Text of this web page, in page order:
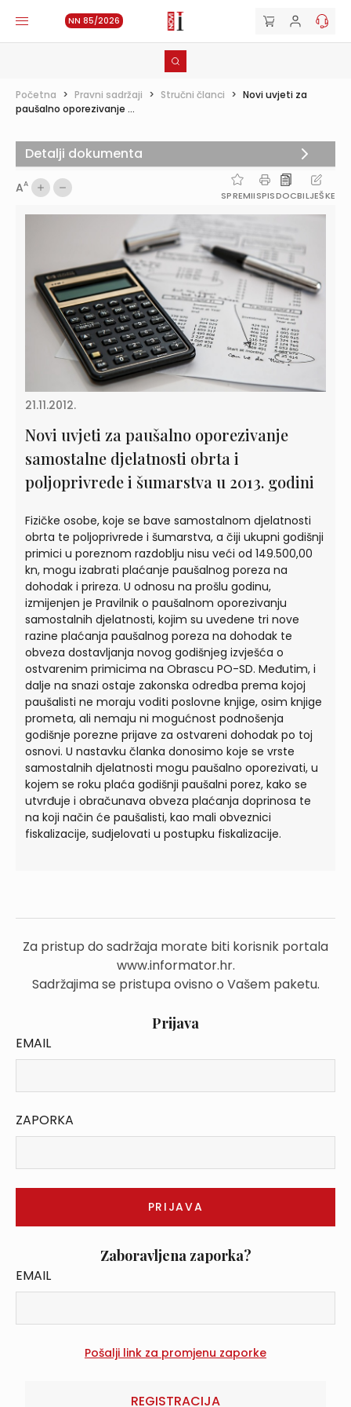
NN 85/2026
Početna > Pravni sadržaji > Stručni članci > Novi uvjeti za
paušalno oporezivanje ...
AA
SPREMIISPISDOCBILJEŠKE
21.11.2012.
Novi uvjeti za paušalno oporezivanje
samostalne djelatnosti obrta i
poljoprivrede i šumarstva u 2013. godini
Fizičke osobe, koje se bave samostalnom djelatnosti
obrta te poljoprivrede i šumarstva, a čiji ukupni godišnji
primici u poreznom razdoblju nisu veći od 149.500,00
kn, mogu izabrati plaćanje paušalnog poreza na
dohodak i prireza. U odnosu na prošlu godinu,
izmijenjen je Pravilnik o paušalnom oporezivanju
samostalnih djelatnosti, kojim su uvedene tri nove
razine plaćanja paušalnog poreza na dohodak te
obveza dostavljanja novog godišnjeg izvješća o
ostvarenim primicima na Obrascu PO-SD. Međutim, i
dalje na snazi ostaje zakonska odredba prema kojoj
paušalisti ne moraju voditi poslovne knjige, osim knjige
prometa, ali nemaju ni mogućnost podnošenja
godišnje porezne prijave za ostvareni dohodak po toj
osnovi. U nastavku članka donosimo koje se vrste
samostalnih djelatnosti mogu paušalno oporezivati, u
kojem se roku plaća godišnji paušalni porez, kako se
utvrđuje i obračunava obveza plaćanja doprinosa te
na koji način će paušalisti, kao mali obveznici
fiskalizacije, sudjelovati u postupku fiskalizacije.
Za pristup do sadržaja morate biti korisnik portala
www.informator.hr.
Sadržajima se pristupa ovisno o Vašem paketu.
Prijava
EMAIL
ZAPORKA
Zaboravljena zaporka?
EMAIL
REGISTRACIJA
Detalji dokumenta